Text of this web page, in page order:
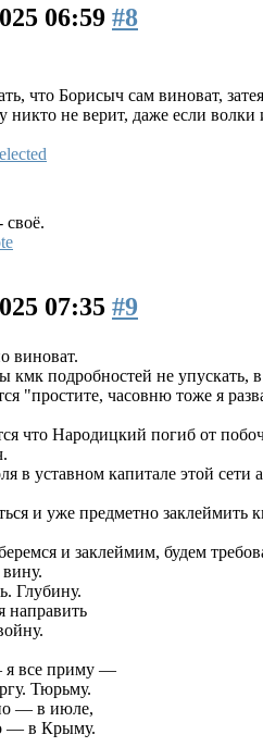
06:59 #8
что Борисыч сам виноват,
никто не верит, даже если
07:35 #9
виноват.
кмк подробностей не упускать,
"простите, часовню тоже я
что Народицкий погиб от
в уставном капитале этой
и уже предметно заклеймить
и заклеймим, будем
Глубину.
все приму —
Тюрьму.
— в июле,
— в Крыму.